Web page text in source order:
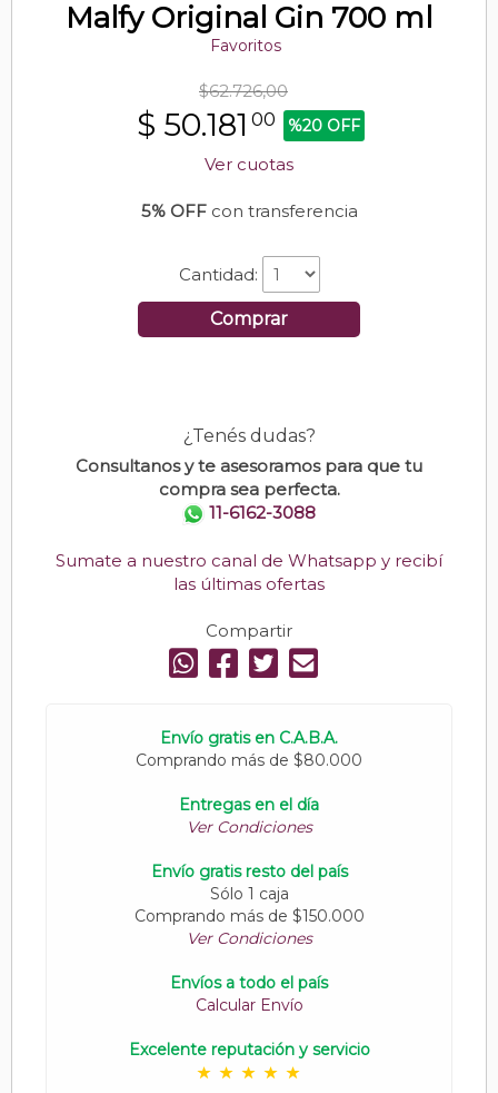
Malfy Original Gin 700 ml
Favoritos
$62.726,00
$ 50.181 00 %20 OFF
Ver cuotas
5% OFFcon transferencia
Cantidad:
Comprar
¿Tenés dudas?
Consultanos y te asesoramos para que tu
compra sea perfecta.
11-6162-3088
Sumate a nuestro canal de Whatsapp y recibí
las últimas ofertas
Compartir
Envío gratis en C.A.B.A.
Comprando más de $80.000
Entregas en el día
Ver Condiciones
Envío gratis resto del país
Sólo 1 caja
Comprando más de $150.000
Ver Condiciones
Envíos a todo el país
Calcular Envío
Excelente reputación y servicio